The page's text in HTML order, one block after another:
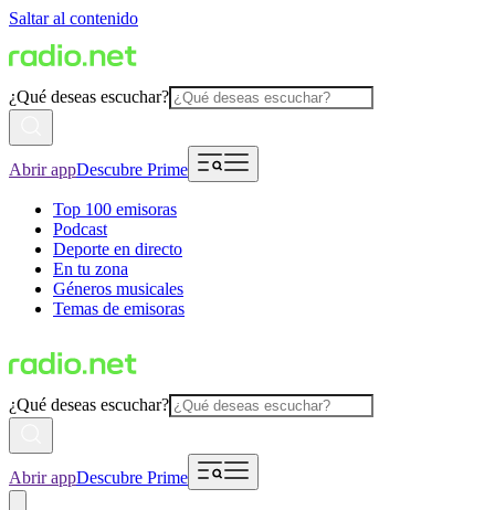
Saltar al contenido
¿Qué deseas escuchar?
Abrir appDescubre Prime
Top 100 emisoras
Podcast
Deporte en directo
En tu zona
Géneros musicales
Temas de emisoras
¿Qué deseas escuchar?
Abrir appDescubre Prime